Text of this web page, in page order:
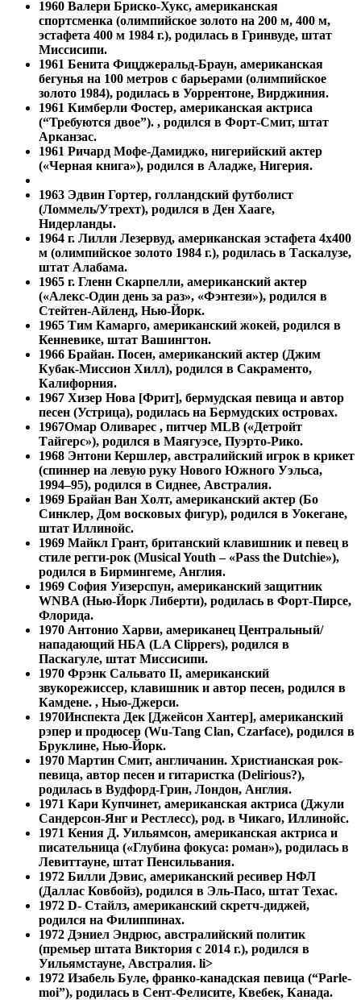
1960 Валери Бриско-Хукс, американская
спортсменка (олимпийское золото на 200 м, 400 м,
эстафета 400 м 1984 г.), родилась в Гринвуде, штат
Миссисипи.
1961 Бенита Фицджеральд-Браун, американская
бегунья на 100 метров с барьерами (олимпийское
золото 1984), родилась в Уоррентоне, Вирджиния.
1961 Кимберли Фостер, американская актриса
(“Требуются двое”). , родился в Форт-Смит, штат
Арканзас.
1961 Ричард Мофе-Дамиджо, нигерийский актер
(«Черная книга»), родился в Аладже, Нигерия.
1963 Эдвин Гортер, голландский футболист
(Ломмель/Утрехт), родился в Ден Хааге,
Нидерланды.
1964 г. Лилли Лезервуд, американская эстафета 4х400
м (олимпийское золото 1984 г.), родилась в Таскалузе,
штат Алабама.
1965 г. Гленн Скарпелли, американский актер
(«Алекс-Один день за раз», «Фэнтези»), родился в
Стейтен-Айленд, Нью-Йорк.
1965 Тим Камарго, американский жокей, родился в
Кенневике, штат Вашингтон.
1966 Брайан. Посен, американский актер (Джим
Кубак-Миссион Хилл), родился в Сакраменто,
Калифорния.
1967 Хизер Нова [Фрит], бермудская певица и автор
песен (Устрица), родилась на Бермудских островах.
1967Омар Оливарес , питчер MLB («Детройт
Тайгерс»), родился в Маягуэсе, Пуэрто-Рико.
1968 Энтони Кершлер, австралийский игрок в крикет
(спиннер на левую руку Нового Южного Уэльса,
1994–95), родился в Сиднее, Австралия.
1969 Брайан Ван Холт, американский актер (Бо
Синклер, Дом восковых фигур), родился в Уокегане,
штат Иллинойс.
1969 Майкл Грант, британский клавишник и певец в
стиле регги-рок (Musical Youth – «Pass the Dutchie»),
родился в Бирмингеме, Англия.
1969 София Уизерспун, американский защитник
WNBA (Нью-Йорк Либерти), родилась в Форт-Пирсе,
Флорида.
1970 Антонио Харви, американец Центральный/
нападающий НБА (LA Clippers), родился в
Паскагуле, штат Миссисипи.
1970 Фрэнк Сальвато II, американский
звукорежиссер, клавишник и автор песен, родился в
Камдене. , Нью-Джерси.
1970Инспекта Дек [Джейсон Хантер], американский
рэпер и продюсер (Wu-Tang Clan, Czarface), родился в
Бруклине, Нью-Йорк.
1970 Мартин Смит, англичанин. Христианская рок-
певица, автор песен и гитаристка (Delirious?),
родилась в Вудфорд-Грин, Лондон, Англия.
1971 Кари Купчинет, американская актриса (Джули
Сандерсон-Янг и Рестлесс), род. в Чикаго, Иллинойс.
1971 Кения Д. Уильямсон, американская актриса и
писательница («Глубина фокуса: роман»), родилась в
Левиттауне, штат Пенсильвания.
1972 Билли Дэвис, американский ресивер НФЛ
(Даллас Ковбойз), родился в Эль-Пасо, штат Техас.
1972 D- Стайлз, американский скретч-диджей,
родился на Филиппинах.
1972 Дэниел Эндрюс, австралийский политик
(премьер штата Виктория с 2014 г.), родился в
Уильямстауне, Австралия. li>
1972 Изабель Буле, франко-канадская певица (“Parle-
moi”), родилась в Сент-Фелисите, Квебек, Канада.